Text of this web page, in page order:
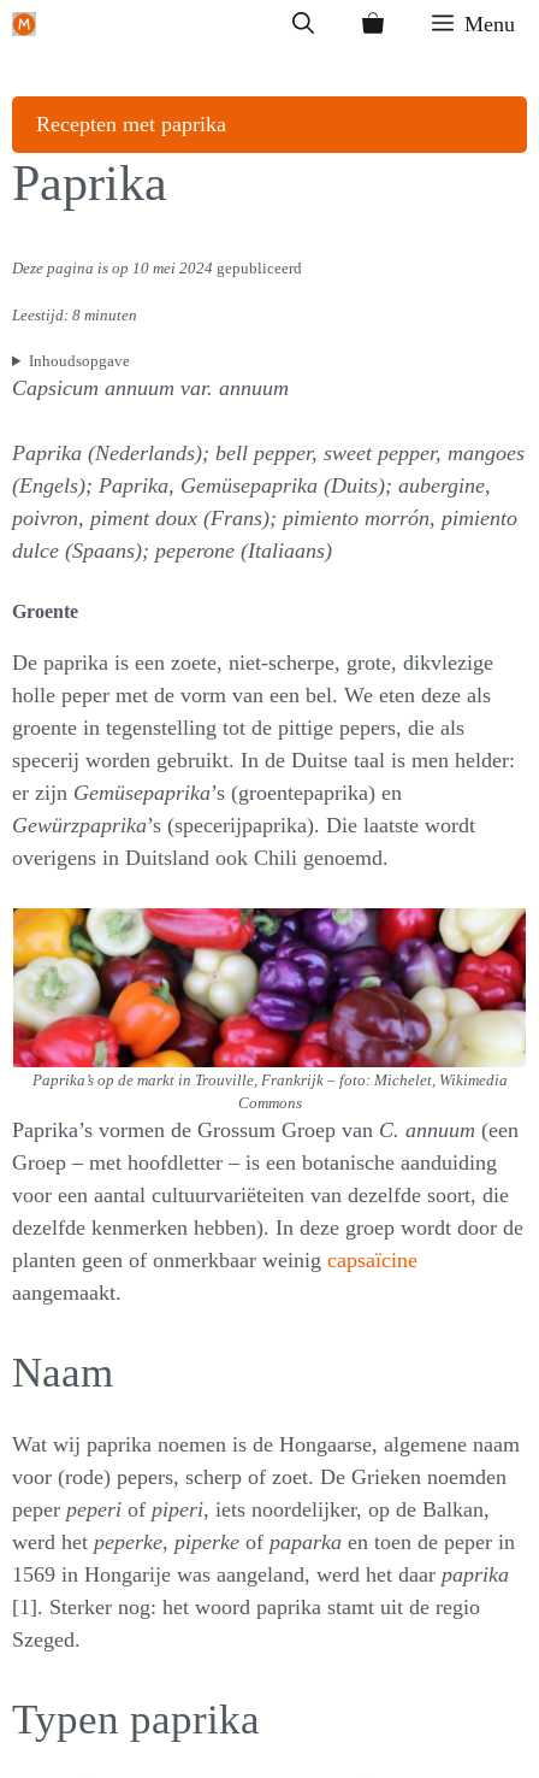
Ga
inhoud
Menu
Recepten met paprika
Paprika
Deze pagina is op 10 mei 2024 gepubliceerd
Leestijd: 8 minuten
Inhoudsopgave
Capsicum annuum var. annuum
Paprika (Nederlands); bell pepper, sweet pepper, mangoes
(Engels); Paprika, Gemüsepaprika (Duits); aubergine,
poivron, piment doux (Frans); pimiento morrón, pimiento
dulce (Spaans); peperone (Italiaans)
Groente
De paprika is een zoete, niet-scherpe, grote, dikvlezige
holle peper met de vorm van een bel. We eten deze als
groente in tegenstelling tot de pittige pepers, die als
specerij worden gebruikt. In de Duitse taal is men helder:
er zijn Gemüsepaprika’s (groentepaprika) en
Gewürzpaprika’s (specerijpaprika). Die laatste wordt
overigens in Duitsland ook Chili genoemd.
Paprika’s op de markt in Trouville, Frankrijk – foto: Michelet, Wikimedia
Commons
Paprika’s vormen de Grossum Groep van C. annuum (een
Groep – met hoofdletter – is een botanische aanduiding
voor een aantal cultuurvariëteiten van dezelfde soort, die
dezelfde kenmerken hebben). In deze groep wordt door de
planten geen of onmerkbaar weinig capsaïcine
aangemaakt.
Naam
Wat wij paprika noemen is de Hongaarse, algemene naam
voor (rode) pepers, scherp of zoet. De Grieken noemden
peper peperi of piperi, iets noordelijker, op de Balkan,
werd het peperke, piperke of paparka en toen de peper in
1569 in Hongarije was aangeland, werd het daar paprika
[1]. Sterker nog: het woord paprika stamt uit de regio
Szeged.
Typen paprika